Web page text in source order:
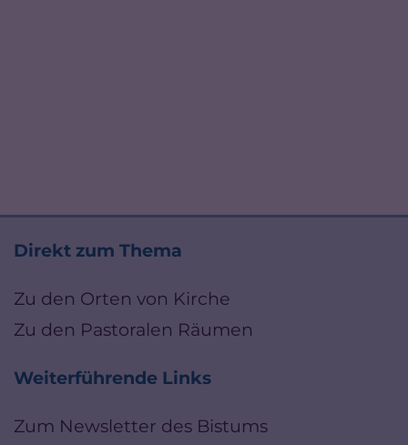
Direkt zum Thema
Zu den Orten von Kirche
Zu den Pastoralen Räumen
Weiterführende Links
Zum Newsletter des Bistums